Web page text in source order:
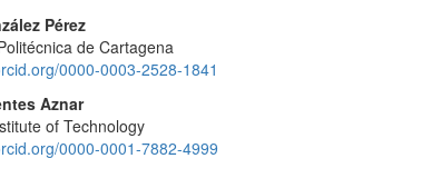
Pérez
de Cartagena
0000-0003-2528-1841
Aznar
of Technology
0000-0001-7882-4999